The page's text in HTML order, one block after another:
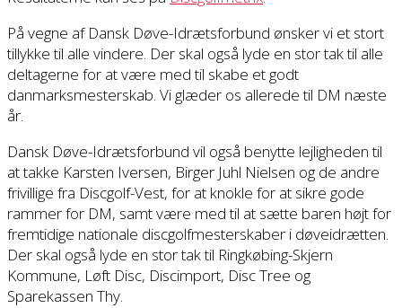
På vegne af Dansk Døve-Idrætsforbund ønsker vi et stort
tillykke til alle vindere. Der skal også lyde en stor tak til alle
deltagerne for at være med til skabe et godt
danmarksmesterskab. Vi glæder os allerede til DM næste
år.
Dansk Døve-Idrætsforbund vil også benytte lejligheden til
at takke Karsten Iversen, Birger Juhl Nielsen og de andre
frivillige fra Discgolf-Vest, for at knokle for at sikre gode
rammer for DM, samt være med til at sætte baren højt for
fremtidige nationale discgolfmesterskaber i døveidrætten.
Der skal også lyde en stor tak til Ringkøbing-Skjern
Kommune, Løft Disc, Discimport, Disc Tree og
Sparekassen Thy.